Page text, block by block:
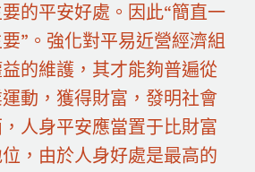
的平安好處。因此“簡直一
”。強化對平易近營經濟組
的維護，其才能夠普遍從
動，獲得財富，發明社會
人身平安應當置于比財富
，由於人身好處是最高的